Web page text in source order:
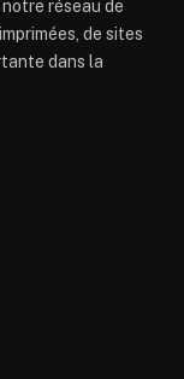
notre réseau de
de sites
dans la